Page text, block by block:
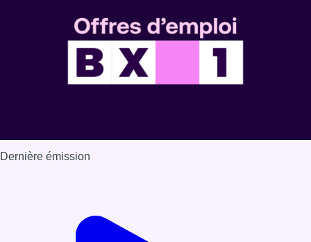
Dernière émission